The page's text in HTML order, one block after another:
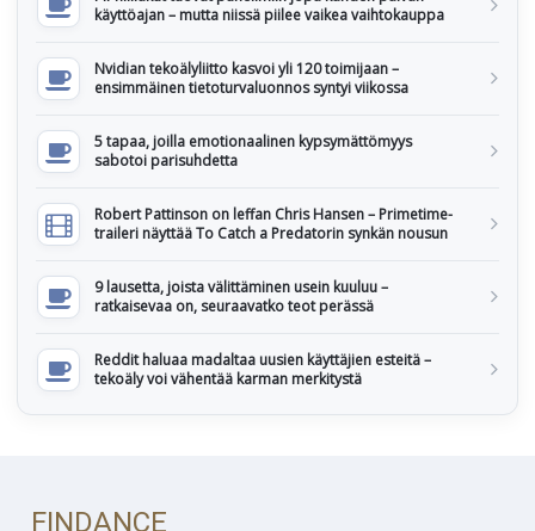
käyttöajan – mutta niissä piilee vaikea vaihtokauppa
Nvidian tekoälyliitto kasvoi yli 120 toimijaan –
ensimmäinen tietoturvaluonnos syntyi viikossa
5 tapaa, joilla emotionaalinen kypsymättömyys
sabotoi parisuhdetta
Robert Pattinson on leffan Chris Hansen – Primetime-
traileri näyttää To Catch a Predatorin synkän nousun
9 lausetta, joista välittäminen usein kuuluu –
ratkaisevaa on, seuraavatko teot perässä
Reddit haluaa madaltaa uusien käyttäjien esteitä –
tekoäly voi vähentää karman merkitystä
FINDANCE